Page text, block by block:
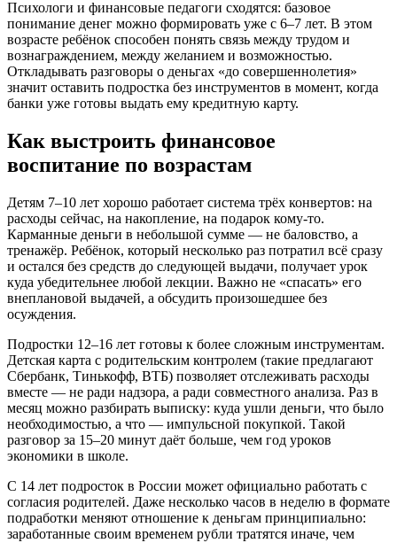
Психологи и финансовые педагоги сходятся: базовое
понимание денег можно формировать уже с 6–7 лет. В этом
возрасте ребёнок способен понять связь между трудом и
вознаграждением, между желанием и возможностью.
Откладывать разговоры о деньгах «до совершеннолетия»
значит оставить подростка без инструментов в момент, когда
банки уже готовы выдать ему кредитную карту.
Как выстроить финансовое
воспитание по возрастам
Детям 7–10 лет хорошо работает система трёх конвертов: на
расходы сейчас, на накопление, на подарок кому-то.
Карманные деньги в небольшой сумме — не баловство, а
тренажёр. Ребёнок, который несколько раз потратил всё сразу
и остался без средств до следующей выдачи, получает урок
куда убедительнее любой лекции. Важно не «спасать» его
внеплановой выдачей, а обсудить произошедшее без
осуждения.
Подростки 12–16 лет готовы к более сложным инструментам.
Детская карта с родительским контролем (такие предлагают
Сбербанк, Тинькофф, ВТБ) позволяет отслеживать расходы
вместе — не ради надзора, а ради совместного анализа. Раз в
месяц можно разбирать выписку: куда ушли деньги, что было
необходимостью, а что — импульсной покупкой. Такой
разговор за 15–20 минут даёт больше, чем год уроков
экономики в школе.
С 14 лет подросток в России может официально работать с
согласия родителей. Даже несколько часов в неделю в формате
подработки меняют отношение к деньгам принципиально:
заработанные своим временем рубли тратятся иначе, чем